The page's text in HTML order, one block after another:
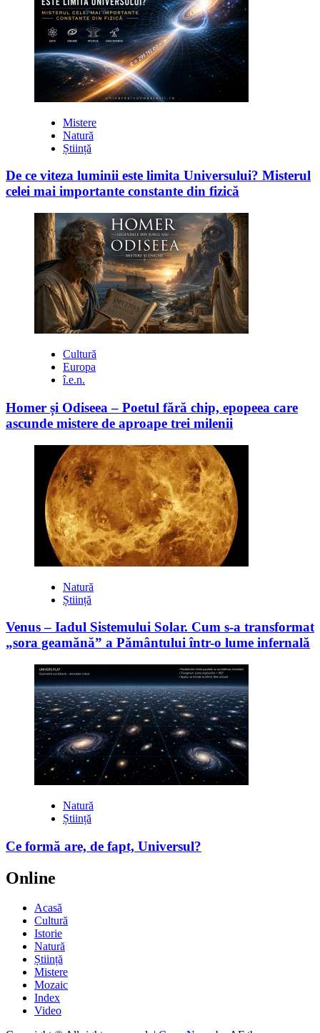
Mistere
Natură
Știință
De ce viteza luminii este limita Universului? Misterul
celei mai importante constante din fizică
Cultură
Europa
î.e.n.
Homer și Odiseea – Poetul fără chip, epopeea care
ascunde mistere de aproape trei milenii
Natură
Știință
Venus – Iadul Sistemului Solar. Cum s-a transformat
„sora geamănă” a Pământului într-o lume infernală
Natură
Știință
Ce formă are, de fapt, Universul?
Online
Acasă
Cultură
Istorie
Natură
Știință
Mistere
Mozaic
Index
Video